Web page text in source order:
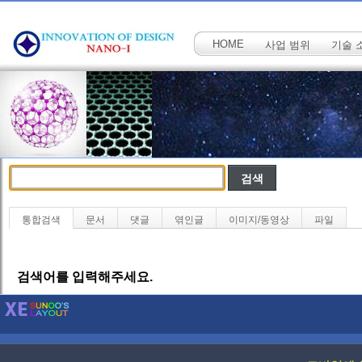
HOME 사업 범위 기술
통합검색 문서 댓글 엮인글 이미지/동영상 파일
검색어를 입력해주세요.